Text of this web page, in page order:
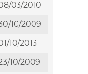
03/2010
10/2009
10/2013
10/2009